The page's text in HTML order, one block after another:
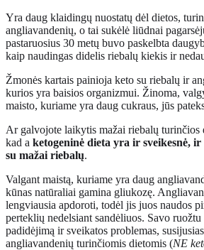
Yra daug klaidingų nuostatų dėl dietos,
angliavandenių, o tai sukėlė liūdnai
pastaruosius 30 metų buvo paskelbta
kaip naudingas didelis riebalų kiekis ir
Žmonės kartais painioja keto su riebalų ir
kurios yra baisios organizmui. Žinoma,
maisto, kuriame yra daug cukraus, jūs
Ar galvojote laikytis mažai riebalų turinčios
kad a ketogeninė dieta yra ir sveikesnė, ir
su mažai riebalų.
Valgant maistą, kuriame yra daug
kūnas natūraliai gamina gliukozę.
lengviausia apdoroti, todėl jis juos naudos
perteklių nedelsiant sandėliuos. Savo
padidėjimą ir sveikatos problemas,
angliavandenių turinčiomis dietomis (NE